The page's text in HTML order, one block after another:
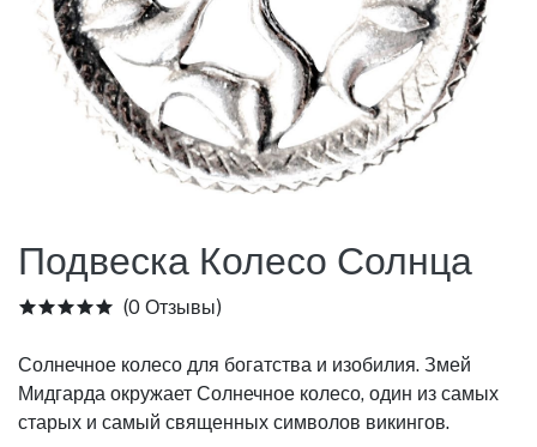
Подвеска Колесо Солнца
(0 Отзывы)
Солнечное колесо для богатства и изобилия. Змей
Мидгарда окружает Солнечное колесо, один из самых
старых и самый священных символов викингов.